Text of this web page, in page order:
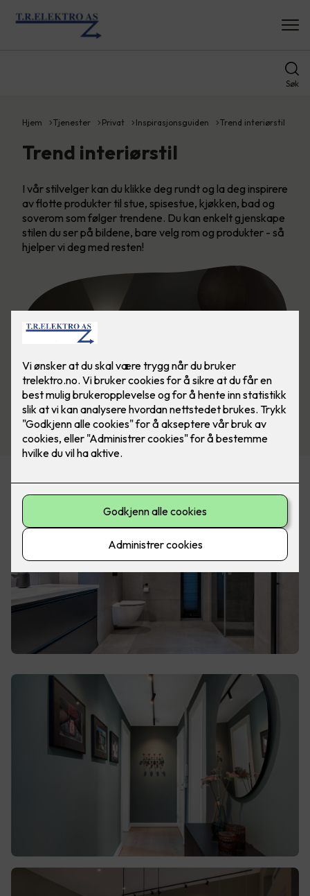
Søk
Hjem Tjenester Privat Inspirasjonsguiden Trend interiørstil
Trend interiørstil
I vår stilvelger kan du klikke deg rundt og la deg inspirere
av flotte produkter til stue, spisestue, kjøkken, bad og
soverom som følger trendene. Du kan enkelt gjenskape
stilen du ser på bildene, bare velg rom og produkter - så
hjelper vi deg med resten!